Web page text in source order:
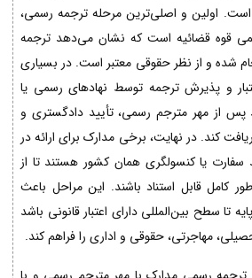
اولین و اصلی‌ترین مرحله ترجمه رسمی،
قوه قضائیه است که نشان می‌دهد ترجمه
شده و از نظر حقوقی معتبر است. در بسیاری
و پذیرش ترجمه توسط نهادهای رسمی یا
پس از مهر مترجم رسمی، تأیید دادگستری و
کند. در نهایت، برخی مدارک برای ارائه در
سفارت یا کنسولگری همان کشور هستند تا از
کامل قابل استناد باشند. این مراحل باعث
تا سطح بین‌المللی دارای اعتبار قانونی باشد
مهاجرتی، حقوقی و اداری را فراهم کند.